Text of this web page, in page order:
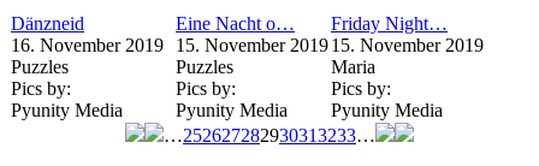
Dänzneid
16. November 2019
Puzzles
Pics by:
Pyunity Media
Eine Nacht o…
15. November 2019
Puzzles
Pics by:
Pyunity Media
Friday Night…
15. November 2019
Maria
Pics by:
Pyunity Media
…252627282930313233…